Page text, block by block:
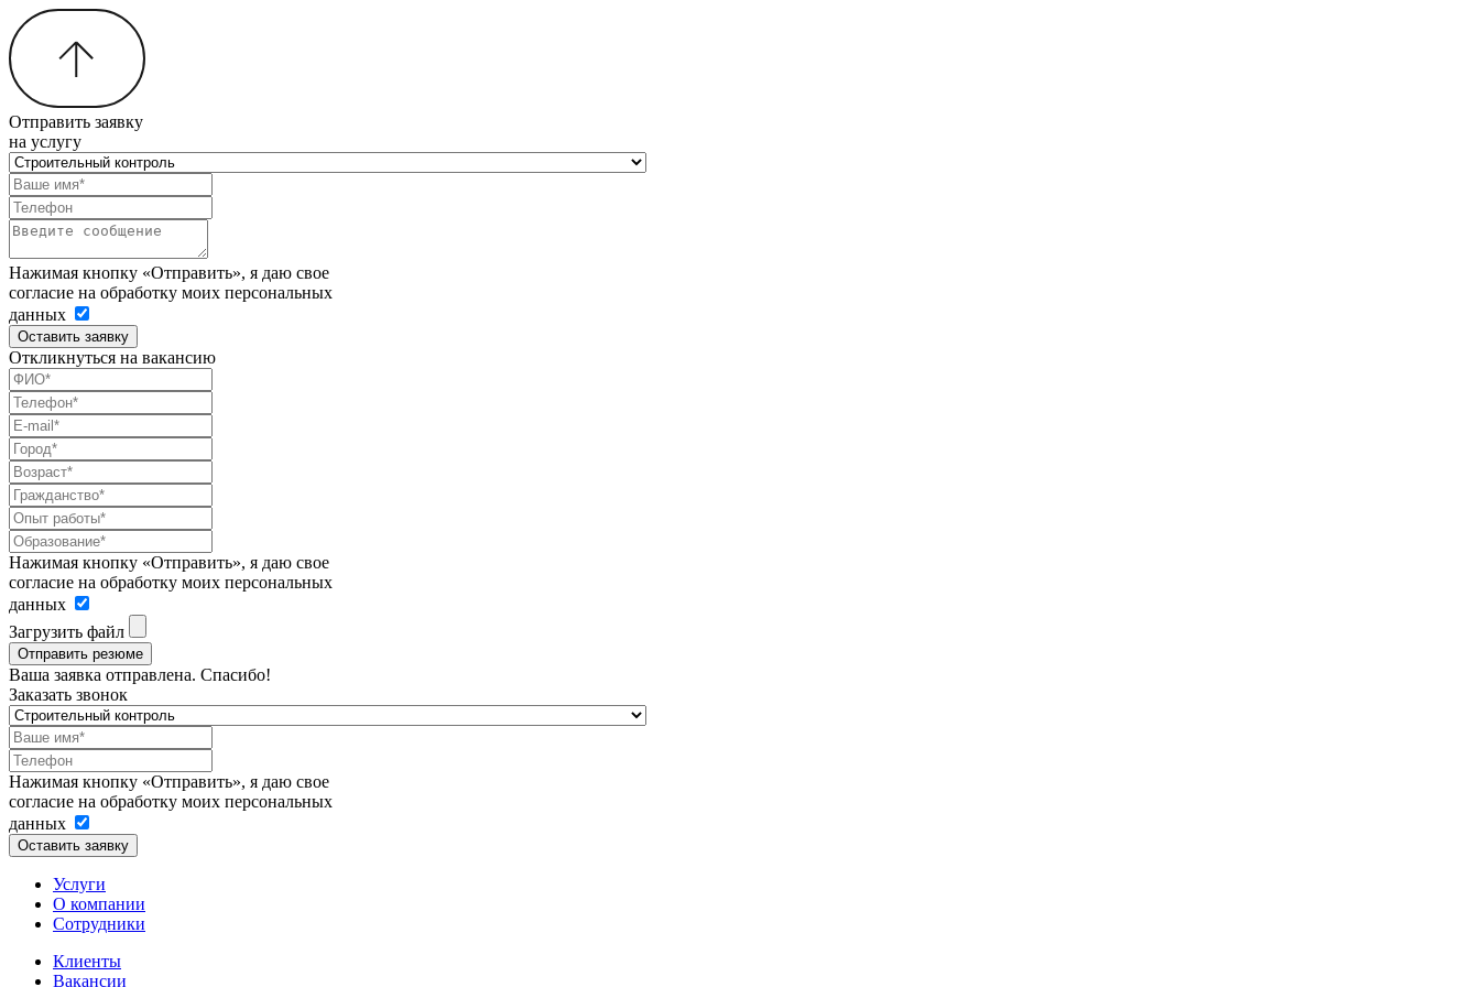
Отправить заявку
на услугу
Нажимая кнопку «Отправить», я даю свое
согласие на обработку моих персональных
данных
Оставить заявку
Откликнуться на вакансию
Нажимая кнопку «Отправить», я даю свое
согласие на обработку моих персональных
данных
Загрузить файл
Отправить резюме
Ваша заявка отправлена. Спасибо!
Заказать звонок
Нажимая кнопку «Отправить», я даю свое
согласие на обработку моих персональных
данных
Оставить заявку
Услуги
О компании
Сотрудники
Клиенты
Вакансии